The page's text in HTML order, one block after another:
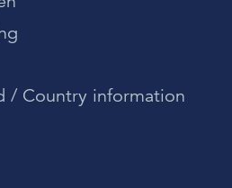
/ Country information